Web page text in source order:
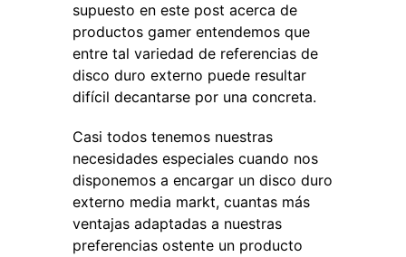
supuesto en este post acerca de
productos gamer entendemos que
entre tal variedad de referencias de
disco duro externo puede resultar
difícil decantarse por una concreta.
Casi todos tenemos nuestras
necesidades especiales cuando nos
disponemos a encargar un disco duro
externo media markt, cuantas más
ventajas adaptadas a nuestras
preferencias ostente un producto